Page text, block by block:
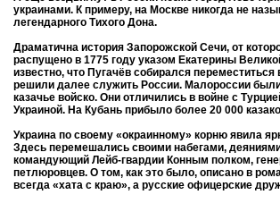
украинами. К примеру, на Москве никогда не
легендарного Тихого Дона.
Драматична история Запорожской Сечи, от
распущено в 1775 году указом Екатерины
известно, что Пугачёв собирался
решили далее служить России. Малороссии
казачье войско. Они отличились в войне с
Украиной. На Кубань прибыло более 20 000
Украина по своему «окраинному» корню явила
Здесь перемешались своими набегами,
командующий Лейб-гвардии Конным полком,
петлюровцев. О том, как это было, описано в
всегда «хата с краю», а русские офицерские